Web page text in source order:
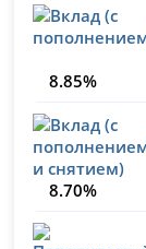
8.85%
8.70%